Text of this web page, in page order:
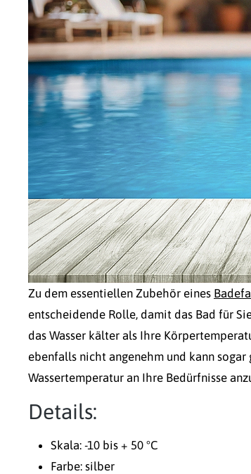
Zu dem essentiellen Zubehör eines
entscheidende Rolle, damit das Bad für
das Wasser kälter als Ihre
ebenfalls nicht angenehm und kann
Wassertemperatur an Ihre Bedürfnisse
Details:
Skala: -10 bis + 50 °C
Farbe: silber